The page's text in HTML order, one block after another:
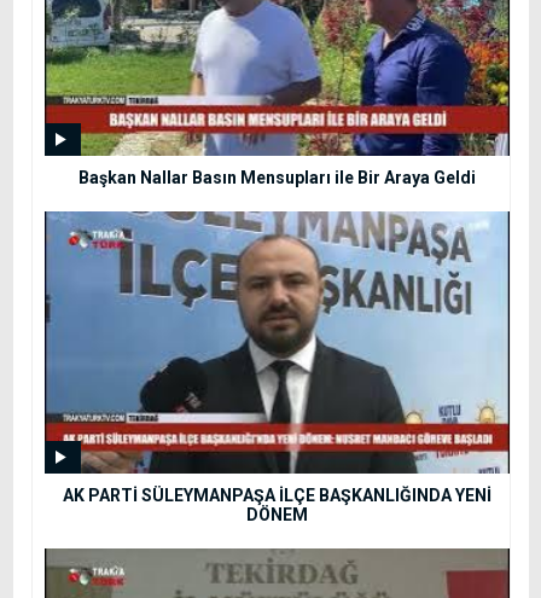
Başkan Nallar Basın Mensupları ile Bir Araya Geldi
AK PARTİ SÜLEYMANPAŞA İLÇE BAŞKANLIĞINDA YENİ
DÖNEM